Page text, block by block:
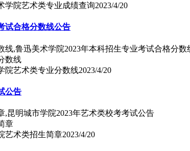
学院艺术类专业成绩查询2023/4/20
试合格分数线公告
线,鲁迅美术学院2023年本科招生专业考试合格分数
院艺术类专业分数线2023/4/20
公告
,昆明城市学院2023年艺术类校考考试公告
艺术类招生简章2023/4/20